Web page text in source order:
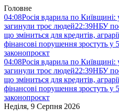
Головне
04:08Росія вдарила по Київщині:
загинули троє людей22:39НБУ
що зміниться для кредитів,
фінансові порушення зростуть у
законопроєкт
04:08Росія вдарила по Київщині:
загинули троє людей22:39НБУ
що зміниться для кредитів,
фінансові порушення зростуть у
законопроєкт
Неділя, 9 Серпня 2026